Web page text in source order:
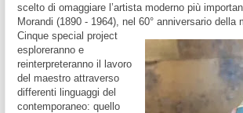
scelto di omaggiare l’artista moderno più
Morandi (1890 - 1964), nel 60° anniversario
Cinque special project
esploreranno e
reinterpreteranno il lavoro
del maestro attraverso
differenti linguaggi del
contemporaneo: quello